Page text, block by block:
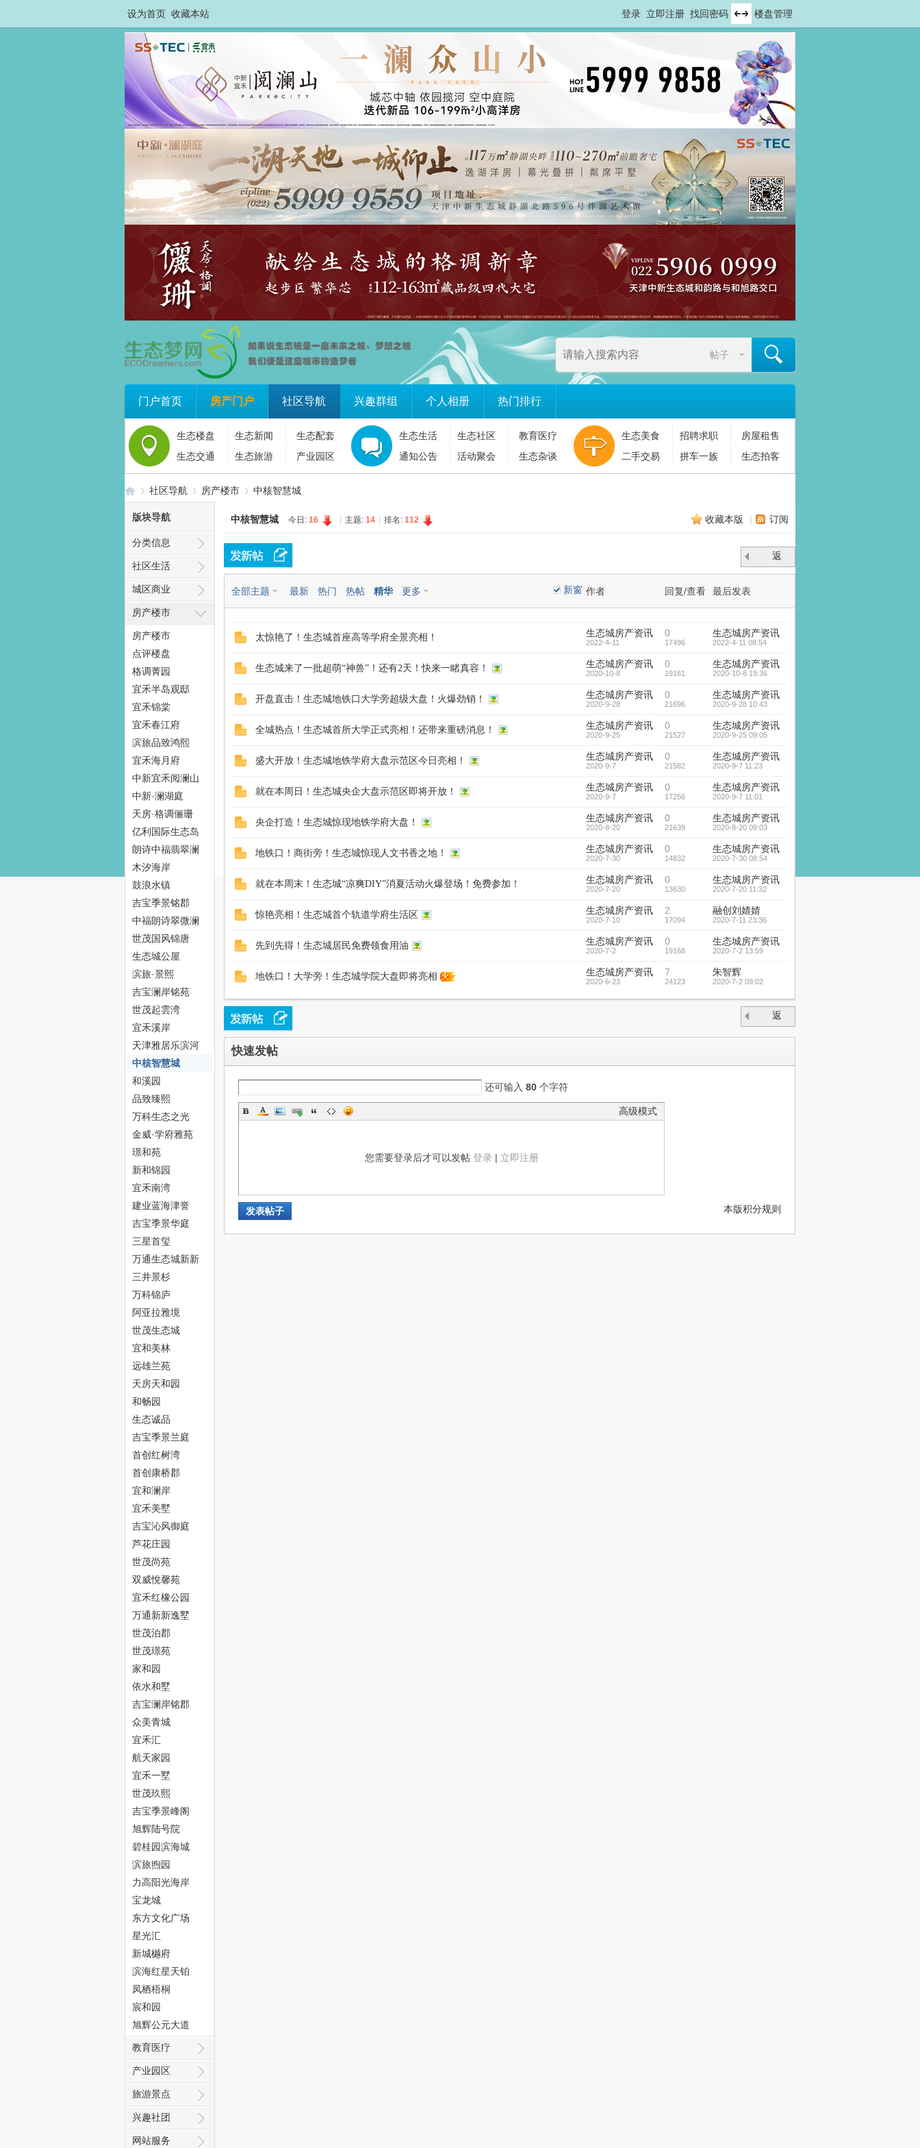
设为首页 收藏本站 登录 立即注册 找回密码 楼盘管理
帖子
门户首页 房产门户 社区导航 兴趣群组 个人相册 热门排行
搜索
生态楼盘 生态新闻
生态配套
生态交通
生态旅游 产业园区
生态生活 生态社区
教育医疗
通知公告
活动聚会 生态杂谈
生态美食 招聘求职
房屋租售
二手交易
拼车一族 生态拍客
生
态
网
新
天
津
生
态
»
社区导航 房产楼市
›
中核智慧城
版块导航
分类信息
社区生活
城区商业
房产楼市
房产楼市
点评楼盘
格调菁园
宜禾半岛观邸
宜禾锦棠
宜禾春江府
滨旅品致鸿熙
宜禾海月府
中新宜禾阅澜山
中新·澜湖庭
天房·格调俪珊
亿利国际生态岛
朗诗中福翡翠澜
湾
木汐海岸
鼓浪水镇
吉宝季景铭郡
中福朗诗翠微澜
阁
世茂国风锦唐
生态城公屋
滨旅·景熙
吉宝澜岸铭苑
世茂起雲湾
宜禾溪岸
天津雅居乐滨河
雅郡
中核智慧城
和溪园
品致臻熙
万科生态之光
金威·学府雅苑
璟和苑
新和锦园
宜禾南湾
建业蓝海津誉
吉宝季景华庭
三星首玺
万通生态城新新
家园
三井景杉
万科锦庐
阿亚拉雅境
世茂生态城
宜和美林
远雄兰苑
天房天和园
和畅园
生态诚品
吉宝季景兰庭
首创红树湾
首创康桥郡
宜和澜岸
宜禾美墅
吉宝沁风御庭
芦花庄园
世茂尚苑
双威悅馨苑
宜禾红橡公园
万通新新逸墅
世茂泊郡
世茂璟苑
家和园
依水和墅
吉宝澜岸铭郡
众美青城
宜禾汇
航天家园
宜禾一墅
世茂玖熙
吉宝季景峰阁
旭辉陆号院
碧桂园滨海城
滨旅煦园
力高阳光海岸
宝龙城
东方文化广场
星光汇
新城樾府
滨海红星天铂
凤栖梧桐
宸和园
旭辉公元大道
教育医疗
产业园区
旅游景点
兴趣社团
网站服务
收藏本版 | 订阅
中核智慧城 今日: 16 主题: 14 排名: 112
返
回
新窗
全部主题 最新 热门 热帖 精华 更多 作者 回复/查看 最后发表
太惊艳了！生态城首座高等学府全景亮相！ 生态城房产资讯
2022-4-11
0
17496
生态城房产资讯
2022-4-11 08:54
生态城来了一批超萌“神兽”！还有2天！快来一睹真容！ 生态城房产资讯
2020-10-8
0
19161
生态城房产资讯
2020-10-8 19:36
开盘直击！生态城地铁口大学旁超级大盘！火爆劲销！ 生态城房产资讯
2020-9-28
0
21696
生态城房产资讯
2020-9-28 10:43
全城热点！生态城首所大学正式亮相！还带来重磅消息！ 生态城房产资讯
2020-9-25
0
21527
生态城房产资讯
2020-9-25 09:05
盛大开放！生态城地铁学府大盘示范区今日亮相！ 生态城房产资讯
2020-9-7
0
21582
生态城房产资讯
2020-9-7 11:23
就在本周日！生态城央企大盘示范区即将开放！ 生态城房产资讯
2020-9-7
0
17256
生态城房产资讯
2020-9-7 11:01
央企打造！生态城惊现地铁学府大盘！ 生态城房产资讯
2020-8-20
0
21639
生态城房产资讯
2020-8-20 09:03
地铁口！商街旁！生态城惊现人文书香之地！ 生态城房产资讯
2020-7-30
0
14832
生态城房产资讯
2020-7-30 08:54
就在本周末！生态城“凉爽DIY”消夏活动火爆登场！免费参加！ 生态城房产资讯
2020-7-20
0
13630
生态城房产资讯
2020-7-20 11:32
惊艳亮相！生态城首个轨道学府生活区 生态城房产资讯
2020-7-10
2
17094
融创刘婧婧
2020-7-11 23:36
先到先得！生态城居民免费领食用油 生态城房产资讯
2020-7-2
0
19168
生态城房产资讯
2020-7-2 13:59
地铁口！大学旁！生态城学院大盘即将亮相 生态城房产资讯
2020-6-23
7
24123
朱智辉
2020-7-2 09:02
返
快速发帖
还可输入 80 个字符
高级模式
您需要登录后才可以发帖 登录 | 立即注册
本版积分规则
发表帖子